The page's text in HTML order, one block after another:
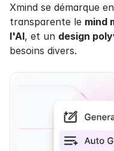
Xmind se démarque
transparente le mind
l'AI, et un design
besoins divers.